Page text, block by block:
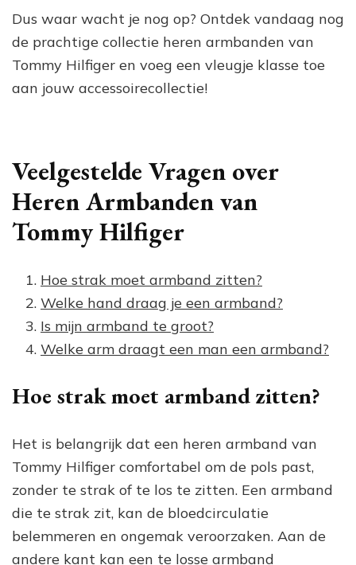
Dus waar wacht je nog op? Ontdek vandaag nog
de prachtige collectie heren armbanden van
Tommy Hilfiger en voeg een vleugje klasse toe
aan jouw accessoirecollectie!
Veelgestelde Vragen over
Heren Armbanden van
Tommy Hilfiger
Hoe strak moet armband zitten?
Welke hand draag je een armband?
Is mijn armband te groot?
Welke arm draagt een man een armband?
Hoe strak moet armband zitten?
Het is belangrijk dat een heren armband van
Tommy Hilfiger comfortabel om de pols past,
zonder te strak of te los te zitten. Een armband
die te strak zit, kan de bloedcirculatie
belemmeren en ongemak veroorzaken. Aan de
andere kant kan een te losse armband